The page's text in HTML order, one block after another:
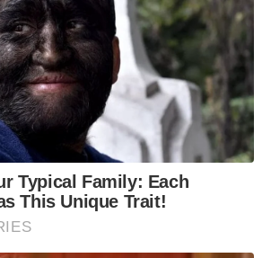
นักวิชาการชี้ “ส้มเปิดดีลคุยแดง-
เขียว” กระทบความชอบธรรมพรรค
ประชาชน หากร่วมรัฐบาลสวนทาง
คำขวัญ “มีเรา ไม่มีเทา”